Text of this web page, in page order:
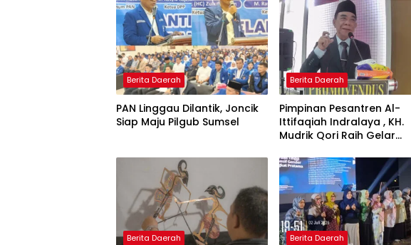
Berita Daerah
PAN Linggau Dilantik, Joncik
Siap Maju Pilgub Sumsel
Berita Daerah
Pimpinan Pesantren Al-
Ittifaqiah Indralaya , KH.
Mudrik Qori Raih Gelar
Model Pembelajaran
Nagham Al-Qur’an di UMM
Berita Daerah Berita Daerah